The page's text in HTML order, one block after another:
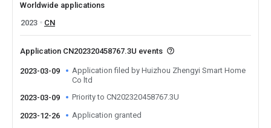
Worldwide applications
2023
CN
Application CN202320458767.3U events
2023-03-09
Application filed by Huizhou Zhengyi Smart Home
Co ltd
2023-03-09
Priority to CN202320458767.3U
2023-12-26 Application granted